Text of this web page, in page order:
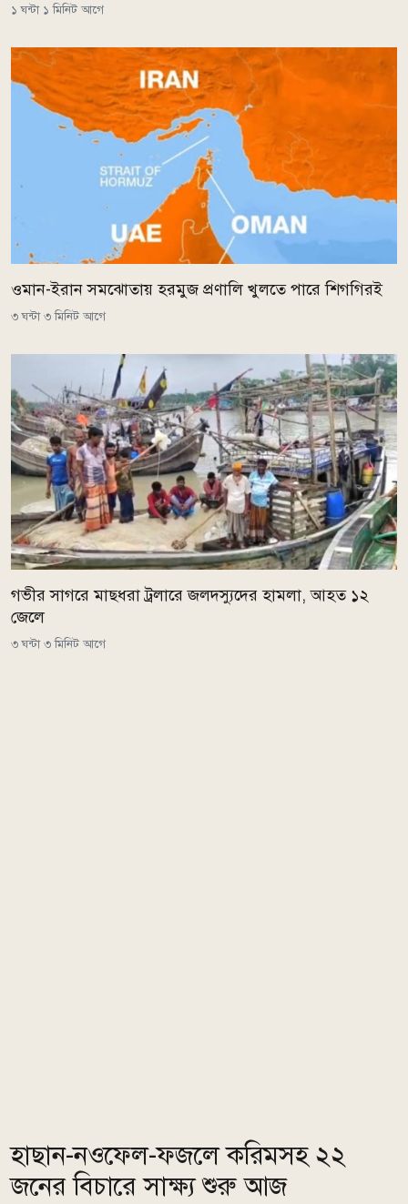
১ ঘন্টা ১ মিনিট আগে
ওমান-ইরান সমঝোতায় হরমুজ প্রণালি খুলতে পারে শিগগিরই
৩ ঘন্টা ৩ মিনিট আগে
গভীর সাগরে মাছধরা ট্রলারে জলদস্যুদের হামলা, আহত ১২
জেলে
৩ ঘন্টা ৩ মিনিট আগে
হাছান-নওফেল-ফজলে করিমসহ ২২
জনের বিচারে সাক্ষ্য শুরু আজ